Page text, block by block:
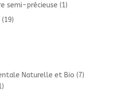
semi-précieuse (1)
(19)
Naturelle et Bio (7)